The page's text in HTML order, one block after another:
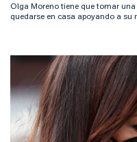
Olga Moreno tiene que tomar
quedarse en casa apoyando a